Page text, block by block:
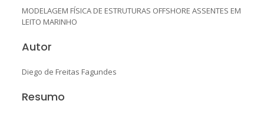
MODELAGEM FÍSICA DE ESTRUTURAS OFFSHORE ASSENTES EM
LEITO MARINHO
Autor
Diego de Freitas Fagundes
Resumo